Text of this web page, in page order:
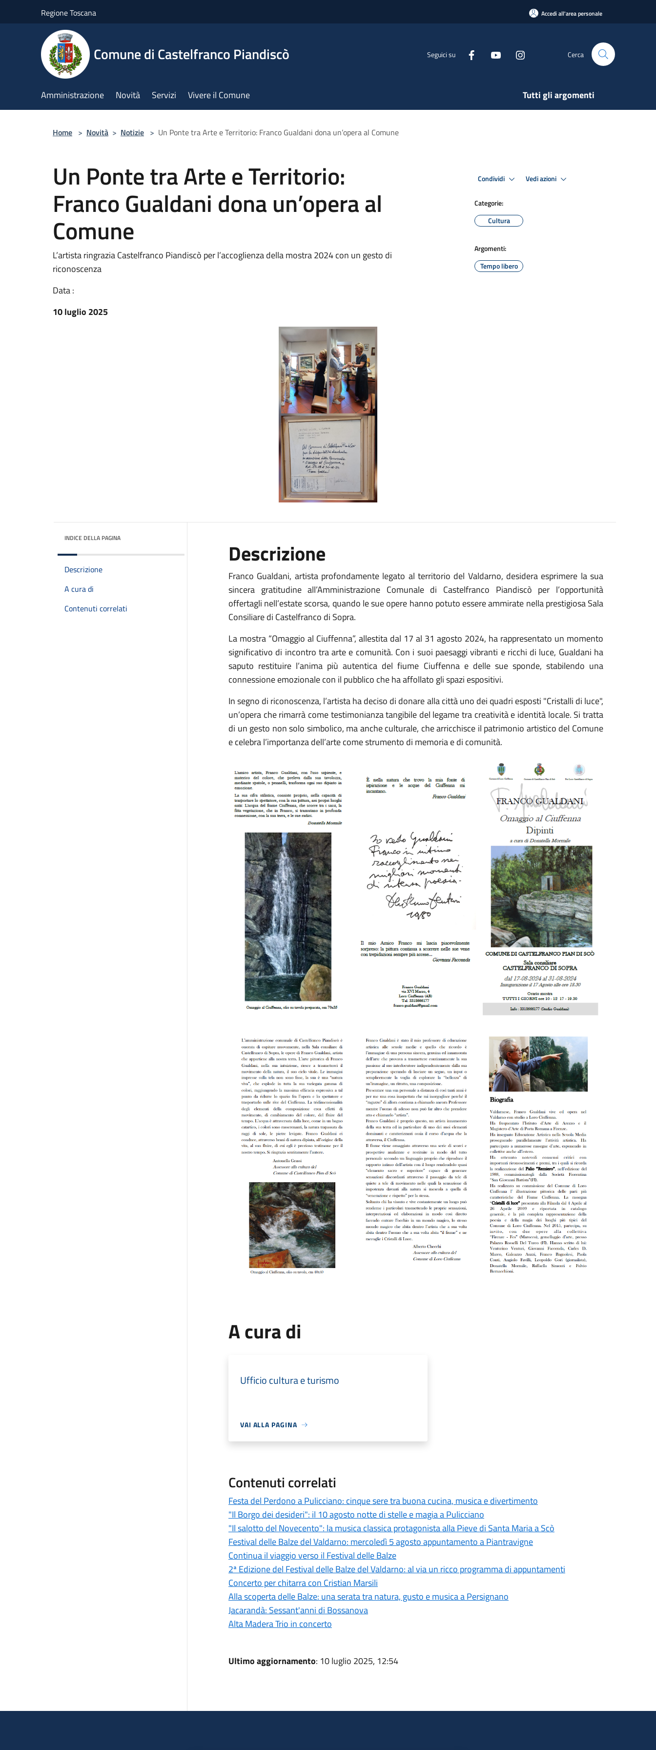
Regione Toscana Accedi all'area personale
Comune di Castelfranco Piandiscò Seguici su Cerca
Amministrazione Novità Servizi Vivere il Comune Tutti gli argomenti
Home > Novità > Notizie > Un Ponte tra Arte e Territorio: Franco Gualdani dona un’opera al Comune
Un Ponte tra Arte e Territorio:
Franco Gualdani dona un’opera al
Comune
L’artista ringrazia Castelfranco Piandiscò per l’accoglienza della mostra 2024 con un gesto di
riconoscenza
Data :
10 luglio 2025
Condividi Vedi azioni
Categorie:
Cultura
Argomenti:
Tempo libero
INDICE DELLA PAGINA
Descrizione
A cura di
Contenuti correlati
Descrizione
Franco Gualdani, artista profondamente legato al territorio del Valdarno, desidera esprimere la sua
sincera gratitudine all’Amministrazione Comunale di Castelfranco Piandiscò per l’opportunità
offertagli nell’estate scorsa, quando le sue opere hanno potuto essere ammirate nella prestigiosa Sala
Consiliare di Castelfranco di Sopra.
La mostra “Omaggio al Ciuffenna”, allestita dal 17 al 31 agosto 2024, ha rappresentato un momento
significativo di incontro tra arte e comunità. Con i suoi paesaggi vibranti e ricchi di luce, Gualdani ha
saputo restituire l’anima più autentica del fiume Ciuffenna e delle sue sponde, stabilendo una
connessione emozionale con il pubblico che ha affollato gli spazi espositivi.
In segno di riconoscenza, l’artista ha deciso di donare alla città uno dei quadri esposti "Cristalli di luce",
un’opera che rimarrà come testimonianza tangibile del legame tra creatività e identità locale. Si tratta
di un gesto non solo simbolico, ma anche culturale, che arricchisce il patrimonio artistico del Comune
e celebra l’importanza dell’arte come strumento di memoria e di comunità.
A cura di
Ufficio cultura e turismo
VAI ALLA PAGINA
Contenuti correlati
Festa del Perdono a Pulicciano: cinque sere tra buona cucina, musica e divertimento
"Il Borgo dei desideri": il 10 agosto notte di stelle e magia a Pulicciano
"Il salotto del Novecento": la musica classica protagonista alla Pieve di Santa Maria a Scò
Festival delle Balze del Valdarno: mercoledì 5 agosto appuntamento a Piantravigne
Continua il viaggio verso il Festival delle Balze
2ª Edizione del Festival delle Balze del Valdarno: al via un ricco programma di appuntamenti
Concerto per chitarra con Cristian Marsili
Alla scoperta delle Balze: una serata tra natura, gusto e musica a Persignano
Jacarandà: Sessant'anni di Bossanova
Alta Madera Trio in concerto
Ultimo aggiornamento: 10 luglio 2025, 12:54